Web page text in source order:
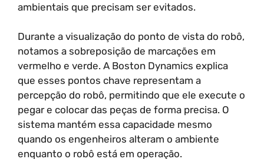
ambientais que precisam ser evitados.
Durante a visualização do ponto de vista do robô,
notamos a sobreposição de marcações em
vermelho e verde. A Boston Dynamics explica
que esses pontos chave representam a
percepção do robô, permitindo que ele execute o
pegar e colocar das peças de forma precisa. O
sistema mantém essa capacidade mesmo
quando os engenheiros alteram o ambiente
enquanto o robô está em operação.